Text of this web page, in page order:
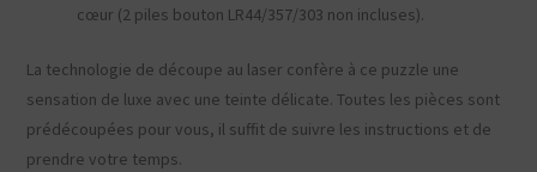
cœur (2 piles bouton LR44/357/303 non incluses).
La technologie de découpe au laser confère à ce puzzle une
sensation de luxe avec une teinte délicate. Toutes les pièces sont
prédécoupées pour vous, il suffit de suivre les instructions et de
prendre votre temps.